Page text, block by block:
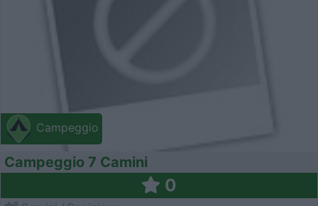
Campeggio
Campeggio 7 Camini
0